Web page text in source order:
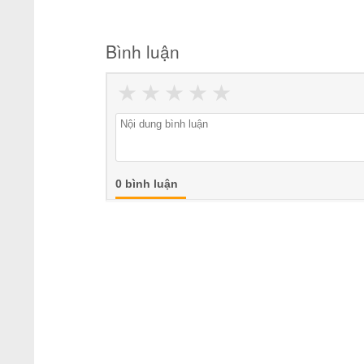
Bình luận
★
★
★
★
★
0 bình luận